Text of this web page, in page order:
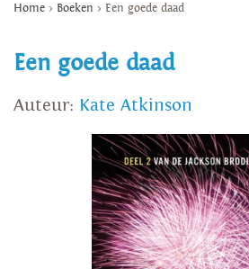
Home > Boeken > Een goede daad
Een goede daad
Auteur: Kate Atkinson